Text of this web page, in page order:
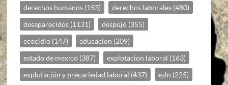
derechos humanos (153) derechos laborales (480)
desaparecidos (1131) despojo (355)
ecocidio (147) educacion (209)
estado de mexico (387) explotacion laboral (163)
explotación y precariedad laboral (437) ezln (225)